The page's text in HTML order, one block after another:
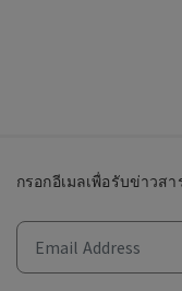
กรอกอีเมลเพื่อรับข่าวสา